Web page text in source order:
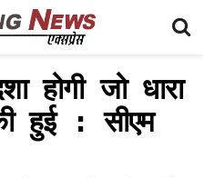
होगी जो धारा
हुई : सीएम